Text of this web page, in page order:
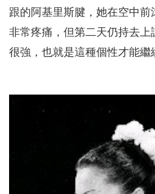
跟的阿基里斯腱，她在空中前
非常疼痛，但第二天仍持去上
很強，也就是這種個性才能繼